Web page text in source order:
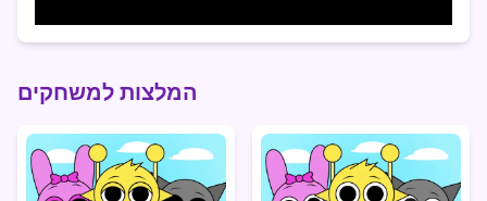
המלצות למשחקים